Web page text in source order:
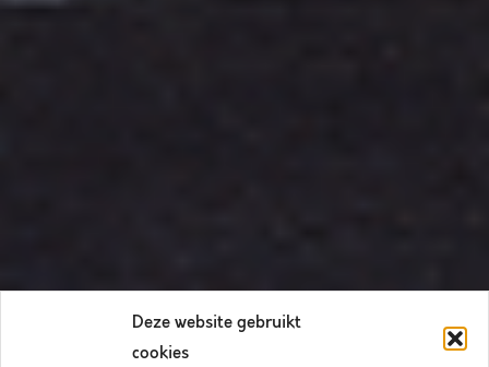
Deze website gebruikt
cookies